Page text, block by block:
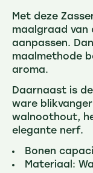
Met deze
maalgraad van
aanpassen.
maalmethode
aroma.
Daarnaast is de
ware
walnoothout,
elegante nerf.
Bonen
Materiaal: